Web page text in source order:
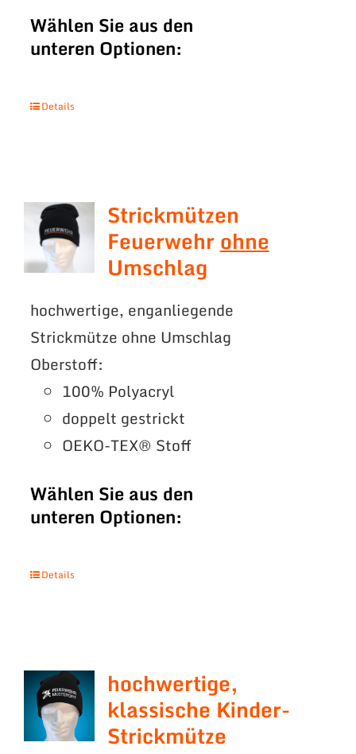
Wählen Sie aus den
unteren Optionen:
Details
Strickmützen
Feuerwehrohne
Umschlag
hochwertige, enganliegende
Strickmütze ohne Umschlag
Oberstoff:
100% Polyacryl
doppelt gestrickt
OEKO-TEX® Stoff
Wählen Sie aus den
unteren Optionen:
Details
hochwertige,
klassische Kinder-
Strickmütze